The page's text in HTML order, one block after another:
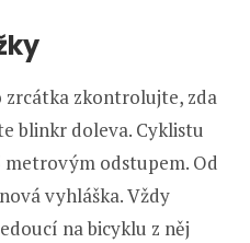
zkontrolujte, zda
blinkr doleva. Cyklistu
odstupem. Od
vyhláška. Vždy
na bicyklu z něj